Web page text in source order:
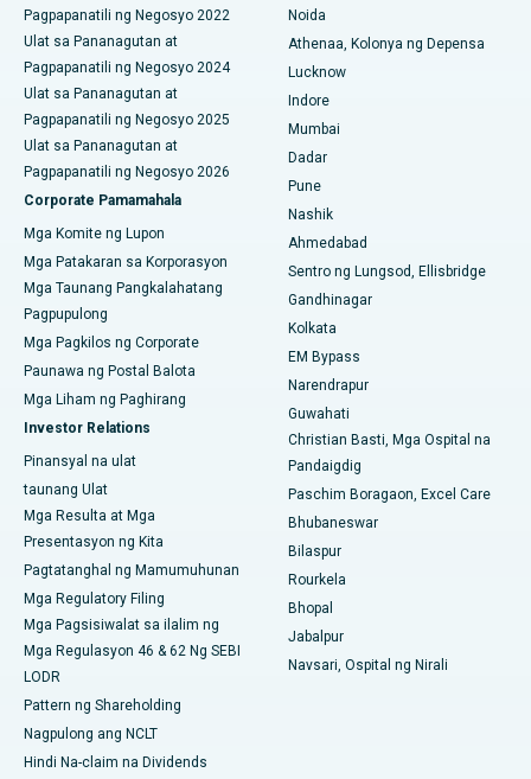
Pinakamahusay na Ospital sa CBD Belapur, Navi Mumbai
Pinakamahusay na Ospital sa Panchavati, Nashik
Pinakamahusay na Ospital sa Secunderabad, Hyderabad
Pinakamahusay na Ospital sa Seshadripuram, Bangalore
Pinakamahusay na Ospital sa Waltair Main Road,
Visakhapatnam
Pinakamahusay na Ospital sa Subhash Nagar Road,
Karimnagar
Pinakamahusay na Ospital sa Managari, Karaikudi
Pinakamahusay na Ospital sa Arepally, Warangal
Pinakamahusay na Ospital sa Arera Colony, Bhopal
Pinakamahusay na Ospital sa Jayanagar, Bangalore
Pinakamahusay na Ospital sa KK Nagar, Madurai
Pinakamahusay na Ospital sa Ramji Nagar, Nellore
Pinakamahusay na Ospital sa Sektor-19, Rourkela
Pinakamahusay na Ospital sa Swargate, Pune
Pinakamahusay na Ospital ng Kanser ng Kababaihan sa Timog
Delhi
Pagpapanatili ng Negosyo 2022
Ulat sa Pananagutan at
Pagpapanatili ng Negosyo 2024
Ulat sa Pananagutan at
Pagpapanatili ng Negosyo 2025
Ulat sa Pananagutan at
Pagpapanatili ng Negosyo 2026
Corporate Pamamahala
Mga Komite ng Lupon
Mga Patakaran sa Korporasyon
Mga Taunang Pangkalahatang
Pagpupulong
Mga Pagkilos ng Corporate
Paunawa ng Postal Balota
Mga Liham ng Paghirang
Investor Relations
Pinansyal na ulat
taunang Ulat
Mga Resulta at Mga
Presentasyon ng Kita
Pagtatanghal ng Mamumuhunan
Mga Regulatory Filing
Mga Pagsisiwalat sa ilalim ng
Mga Regulasyon 46 & 62 Ng SEBI
LODR
Pattern ng Shareholding
Nagpulong ang NCLT
Hindi Na-claim na Dividends
Noida
Athenaa, Kolonya ng Depensa
Lucknow
Indore
Mumbai
Dadar
Pune
Nashik
Ahmedabad
Sentro ng Lungsod, Ellisbridge
Gandhinagar
Kolkata
EM Bypass
Narendrapur
Guwahati
Christian Basti, Mga Ospital na
Pandaigdig
Paschim Boragaon, Excel Care
Bhubaneswar
Bilaspur
Rourkela
Bhopal
Jabalpur
Navsari, Ospital ng Nirali